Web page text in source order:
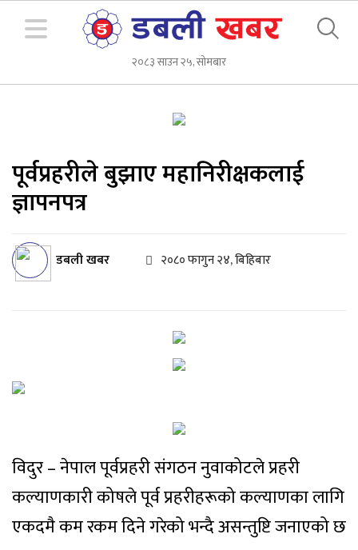
२०८३ साउन २५, सोमबार
पूर्वप्रहरीले बुझाए महानिरीक्षकलाई
ज्ञापनपत्र
डबली खबर २०८० फागुन २४, बिहिबार
विदुर – नेपाल पूर्वप्रहरी संगठन नुवाकोटले प्रहरी
कल्याणकारी कोषले पूर्व प्रहरीहरूको कल्याणका लागि
एकदमै कम रकम दिने गरेको भन्दै असन्तुष्टि जनाएको छ